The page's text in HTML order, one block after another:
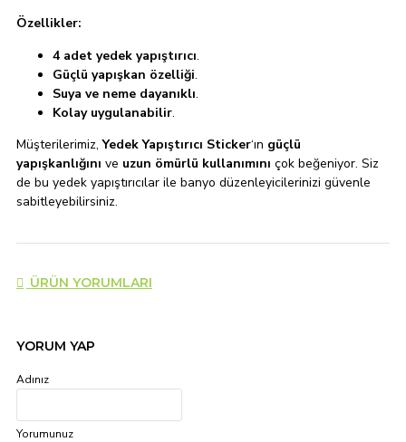
Özellikler:
4 adet yedek yapıştırıcı.
Güçlü yapışkan özelliği.
Suya ve neme dayanıklı.
Kolay uygulanabilir.
Müşterilerimiz,Yedek Yapıştırıcı Sticker‘ın güçlü
yapışkanlığını ve uzun ömürlü kullanımını çok beğeniyor. Siz
de bu yedek yapıştırıcılar ile banyo düzenleyicilerinizi güvenle
sabitleyebilirsiniz.
ÜRÜN YORUMLARI
YORUM YAP
Adınız
Yorumunuz